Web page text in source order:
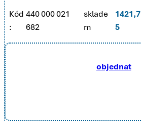
Kód
:
440 000 021
682
sklade
m
1421,7
5
objednat